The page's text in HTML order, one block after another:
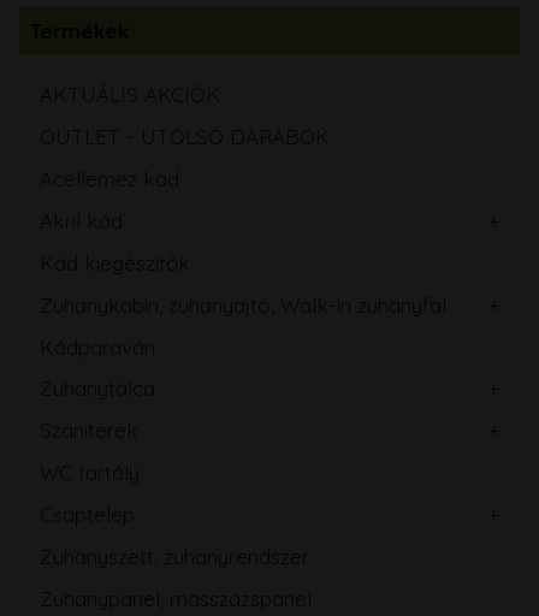
AKTUÁLIS AKCIÓK
OUTLET - UTOLSÓ DARABOK
Acéllemez kád
Akril kád
Kád kiegészítők
Zuhanykabin, zuhanyajtó, Walk-in zuhanyfal
Kádparaván
Zuhanytálca
Szaniterek
WC tartály
Csaptelep
Zuhanyszett, zuhanyrendszer
Zuhanypanel, masszázspanel